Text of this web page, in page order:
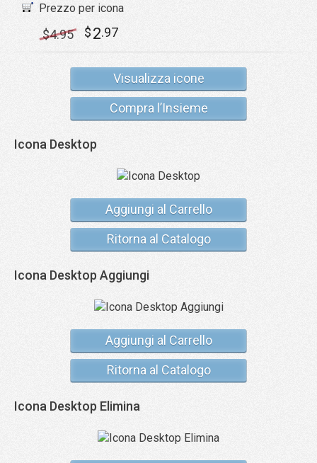
Prezzo per icona
$4.95 $2.97
Visualizza icone
Compra l’Insieme
Icona Desktop
Aggiungi al Carrello
Ritorna al Catalogo
Icona Desktop Aggiungi
Aggiungi al Carrello
Ritorna al Catalogo
Icona Desktop Elimina